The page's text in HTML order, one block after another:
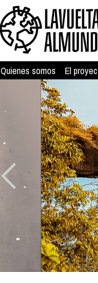
Quienes somos El